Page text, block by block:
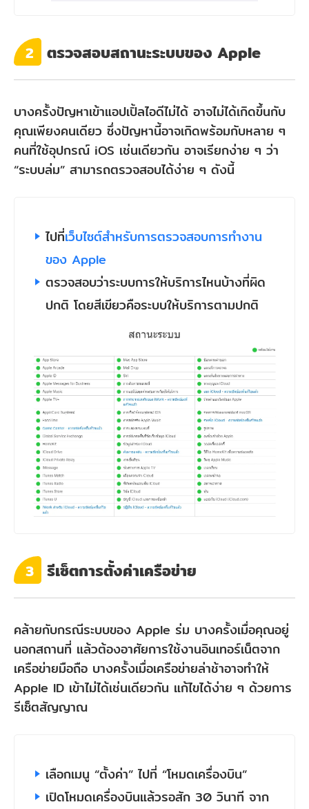
2 ตรวจสอบสถานะระบบของ Apple
บางครั้งปัญหาเข้าแอปเปิ้ลไอดีไม่ได้ อาจไม่ได้เกิดขึ้นกับ
คุณเพียงคนเดียว ซึ่งปัญหานี้อาจเกิดพร้อมกับหลาย ๆ
คนที่ใช้อุปกรณ์ iOS เช่นเดียวกัน อาจเรียกง่าย ๆ ว่า
“ระบบล่ม” สามารถตรวจสอบได้ง่าย ๆ ดังนี้
ไปที่เว็บไซต์สำหรับการตรวจสอบการทำงาน
ของ Apple
ตรวจสอบว่าระบบการให้บริการไหนบ้างที่ผิด
ปกติ โดยสีเขียวคือระบบให้บริการตามปกติ
3 รีเซ็ตการตั้งค่าเครือข่าย
คล้ายกับกรณีระบบของ Apple ร่ม บางครั้งเมื่อคุณอยู่
นอกสถานที่ แล้วต้องอาศัยการใช้งานอินเทอร์เน็ตจาก
เครือข่ายมือถือ บางครั้งเมื่อเครือข่ายล่าช้าอาจทำให้
Apple ID เข้าไม่ได้เช่นเดียวกัน แก้ไขได้ง่าย ๆ ด้วยการ
รีเซ็ตสัญญาณ
เลือกเมนู “ตั้งค่า” ไปที่ “โหมดเครื่องบิน”
เปิดโหมดเครื่องบินแล้วรอสัก 30 วินาที จาก